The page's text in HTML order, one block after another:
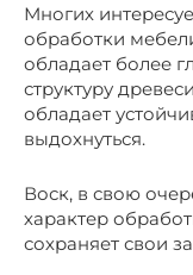
Многих
обработки
обладает более
структуру
обладает
выдохнуться.
Воск, в свою
характер
сохраняет свои